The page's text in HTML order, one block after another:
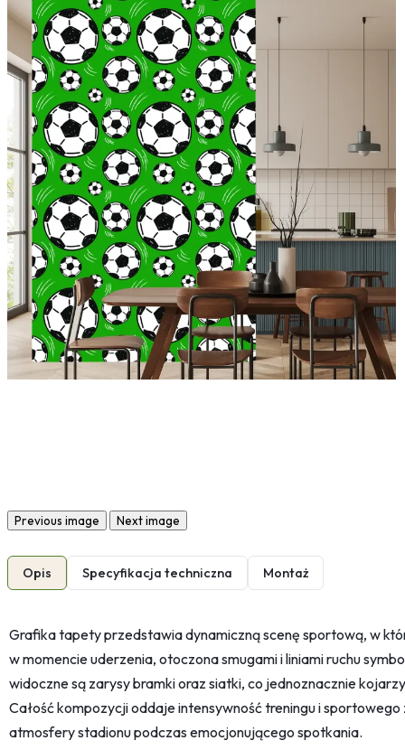
Previous image Next image
Opis Specyfikacja techniczna Montaż
Grafika tapety przedstawia dynamiczną scenę sportową, w
w momencie uderzenia, otoczona smugami i liniami ruchu
widoczne są zarysy bramki oraz siatki, co jednoznacznie
Całość kompozycji oddaje intensywność treningu i
atmosfery stadionu podczas emocjonującego spotkania.